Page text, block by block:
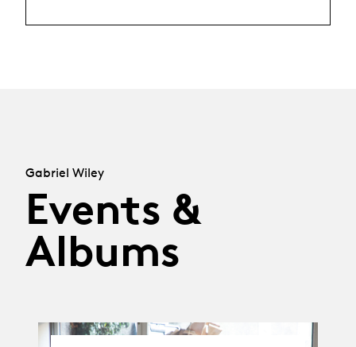
Gabriel Wiley
Events &
Albums